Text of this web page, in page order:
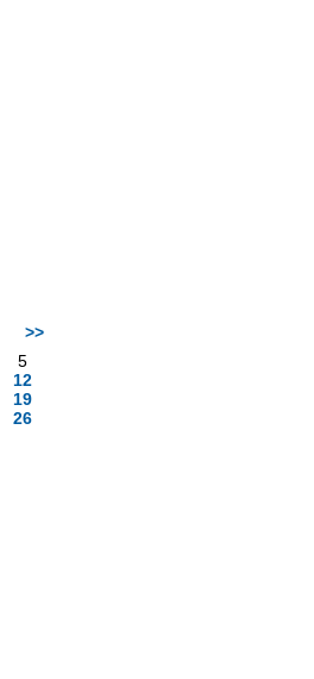
>>
5
12
19
26